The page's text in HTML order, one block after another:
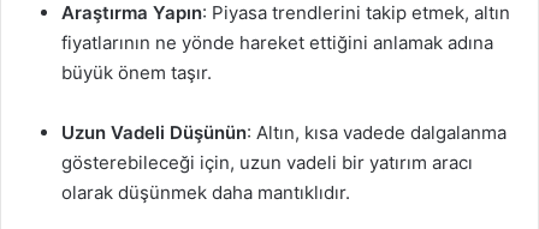
Araştırma Yapın: Piyasa trendlerini takip etmek, altın
fiyatlarının ne yönde hareket ettiğini anlamak adına
büyük önem taşır.
Uzun Vadeli Düşünün: Altın, kısa vadede dalgalanma
gösterebileceği için, uzun vadeli bir yatırım aracı
olarak düşünmek daha mantıklıdır.